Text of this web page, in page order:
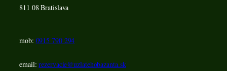
811 08 Bratislava
mob: 0915 790 294
email:rezervacie@uzlatehobazanta.sk